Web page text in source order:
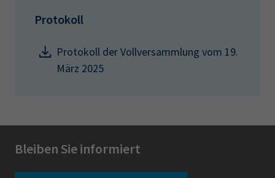
Protokoll
Protokoll der Vollversammlung vom 19.
März 2025
Bleiben Sie informiert